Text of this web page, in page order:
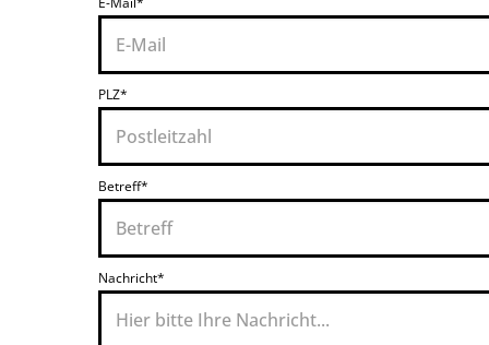
PLZ*
Betreff*
Nachricht*